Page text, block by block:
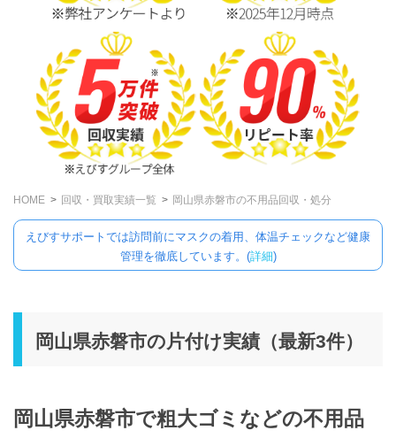
HOME 回収・買取実績一覧 岡山県赤磐市の不用品回収・処分
えびすサポートでは訪問前にマスクの着用、体温チェックなど健康
管理を徹底しています。(詳細)
岡山県赤磐市の片付け実績（最新3件）
岡山県赤磐市で粗大ゴミなどの不用品